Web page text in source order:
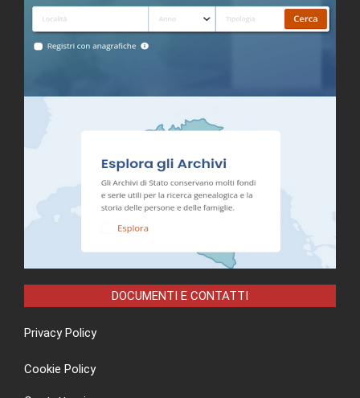
DOCUMENTI E CONTATTI
Privacy Policy
Cookie Policy